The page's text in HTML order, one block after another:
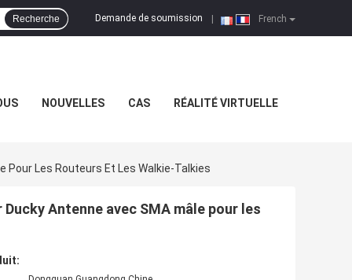
French
Demande de soumission
Recherche
NOUVELLES CAS RÉALITÉ VIRTUELLE
Pour Les Routeurs Et Les Walkie-Talkies
Antenne avec SMA mâle pour les